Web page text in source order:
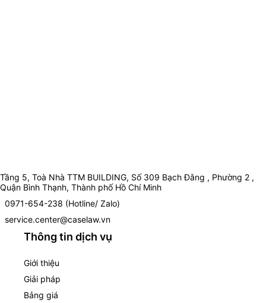
Tầng 5, Toà Nhà TTM BUILDING, Số 309 Bạch Đằng , Phường 2 ,
Quận Bình Thạnh, Thành phố Hồ Chí Minh
0971-654-238 (Hotline/ Zalo)
service.center@caselaw.vn
Thông tin dịch vụ
Giới thiệu
Giải pháp
Bảng giá